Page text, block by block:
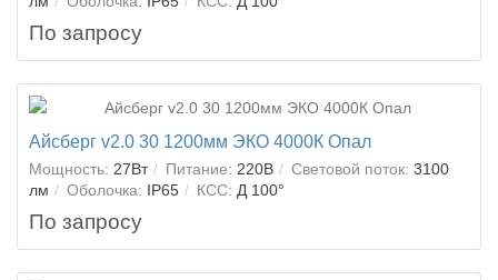
По запросу
Айсберг v2.0 30 1200мм ЭКО 4000К Опал
Мощность: 27Вт Питание: 220В Световой поток: 3100
лм
Оболочка: IP65 КСС: Д 100°
По запросу